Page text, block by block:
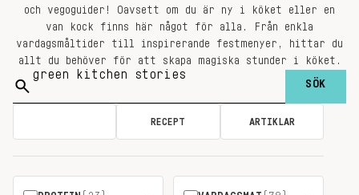
och vegoguider! Oavsett om du är ny i köket eller en
van kock finns här något för alla. Från enkla
vardagsmåltider till inspirerande festmenyer, hittar du
allt du behöver för att skapa magiska stunder i köket.
Sök
på:
RECEPT ARTIKLAR